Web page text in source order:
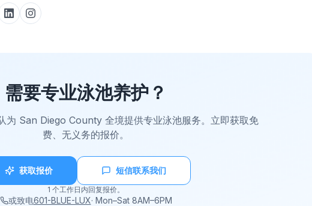
需要专业泳池养护？
为 San Diego County 全境提供专业泳池服务。立即获取免
费、无义务的报价。
获取报价 短信联系我们
1 个工作日内回复报价。
或致电601-BLUE-LUX· Mon–Sat 8AM–6PM